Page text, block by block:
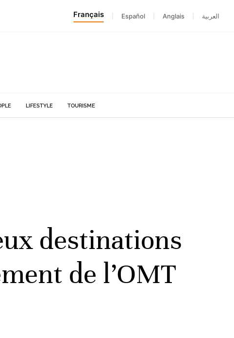
Français Español Anglais العربية
LIFESTYLE TOURISME
destinations
de l’OMT